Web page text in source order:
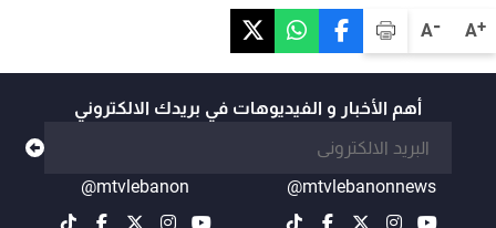
A+
A-
أهم الأخبار و الفيديوهات في بريدك الالكتروني
@mtvlebanonnews
@mtvlebanon